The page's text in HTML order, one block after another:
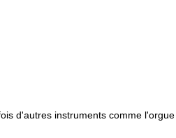
d'autres instruments comme l'orgue